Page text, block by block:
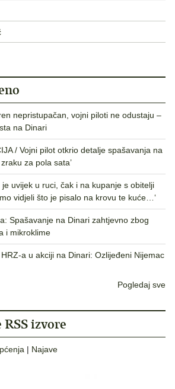
nepristupačan, vojni piloti ne odustaju –
na Dinari
/ Vojni pilot otkrio detalje spašavanja na
za pola sata’
je uvijek u ruci, čak i na kupanje s obitelji
vidjeli što je pisalo na krovu te kuće…‘
Spašavanje na Dinari zahtjevno zbog
i mikroklime
a u akciji na Dinari: Ozlijeđeni Nijemac
Pogledaj sve
izvore
| Najave